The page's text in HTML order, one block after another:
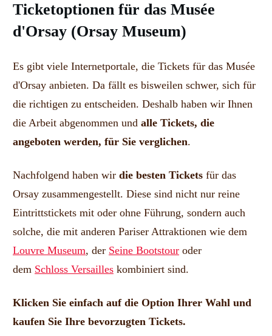
Ticketoptionen für das Musée
d'Orsay (Orsay Museum)
Es gibt viele Internetportale, die Tickets für das Musée
d'Orsay anbieten. Da fällt es bisweilen schwer, sich für
die richtigen zu entscheiden. Deshalb haben wir Ihnen
die Arbeit abgenommen und alle Tickets, die
angeboten werden, für Sie verglichen.
Nachfolgend haben wir die besten Tickets für das
Orsay zusammengestellt. Diese sind nicht nur reine
Eintrittstickets mit oder ohne Führung, sondern auch
solche, die mit anderen Pariser Attraktionen wie dem
Louvre Museum, der Seine Bootstour oder
dem Schloss Versailles kombiniert sind.
Klicken Sie einfach auf die Option Ihrer Wahl und
kaufen Sie Ihre bevorzugten Tickets.